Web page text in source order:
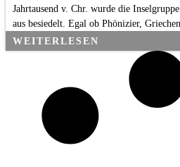
Jahrtausend v. Chr. wurde die
aus besiedelt. Egal ob Phönizier,
WEITERLESEN